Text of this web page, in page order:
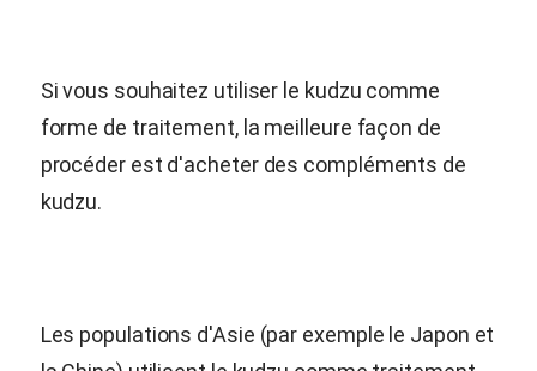
Si vous souhaitez utiliser le kudzu comme
forme de traitement, la meilleure façon de
procéder est d'acheter des compléments de
kudzu.
Les populations d'Asie (par exemple le Japon et